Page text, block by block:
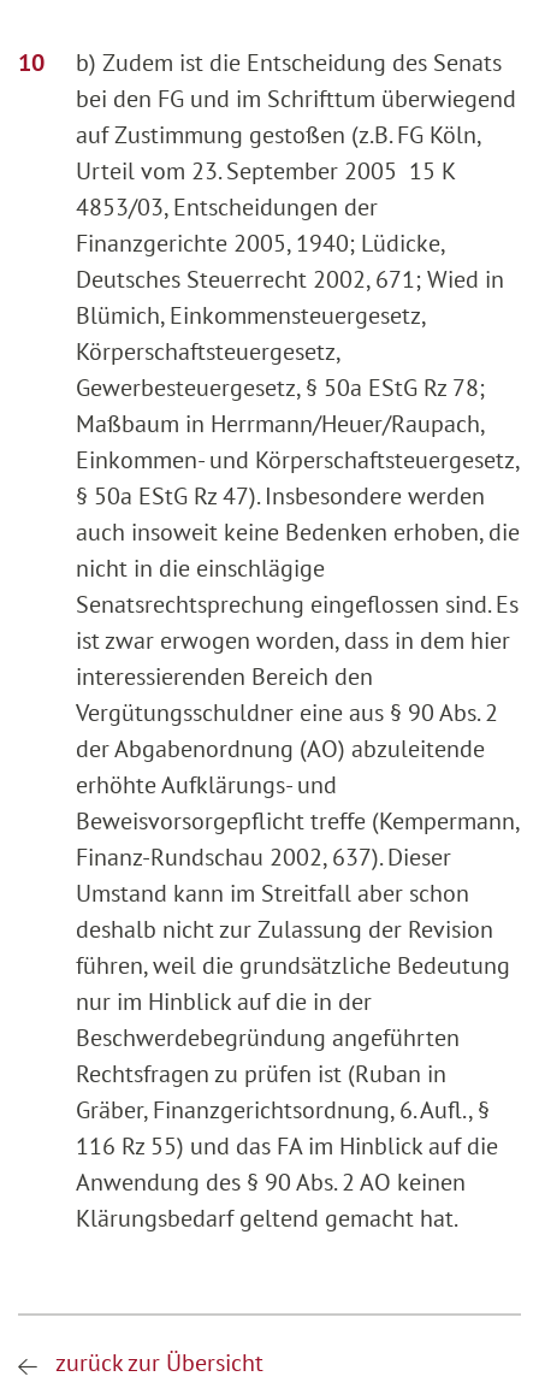
b) Zudem ist die Entscheidung des Senats
bei den FG und im Schrifttum überwiegend
auf Zustimmung gestoßen (z.B. FG Köln,
Urteil vom 23. September 2005 15 K
4853/03, Entscheidungen der
Finanzgerichte 2005, 1940; Lüdicke,
Deutsches Steuerrecht 2002, 671; Wied in
Blümich, Einkommensteuergesetz,
Körperschaftsteuergesetz,
Gewerbesteuergesetz, § 50a EStG Rz 78;
Maßbaum in Herrmann/Heuer/Raupach,
Einkommen- und Körperschaftsteuergesetz,
§ 50a EStG Rz 47). Insbesondere werden
auch insoweit keine Bedenken erhoben, die
nicht in die einschlägige
Senatsrechtsprechung eingeflossen sind. Es
ist zwar erwogen worden, dass in dem hier
interessierenden Bereich den
Vergütungsschuldner eine aus § 90 Abs. 2
der Abgabenordnung (AO) abzuleitende
erhöhte Aufklärungs- und
Beweisvorsorgepflicht treffe (Kempermann,
Finanz-Rundschau 2002, 637). Dieser
Umstand kann im Streitfall aber schon
deshalb nicht zur Zulassung der Revision
führen, weil die grundsätzliche Bedeutung
nur im Hinblick auf die in der
Beschwerdebegründung angeführten
Rechtsfragen zu prüfen ist (Ruban in
Gräber, Finanzgerichtsordnung, 6. Aufl., §
116 Rz 55) und das FA im Hinblick auf die
Anwendung des § 90 Abs. 2 AO keinen
Klärungsbedarf geltend gemacht hat.
zurück zur Übersicht